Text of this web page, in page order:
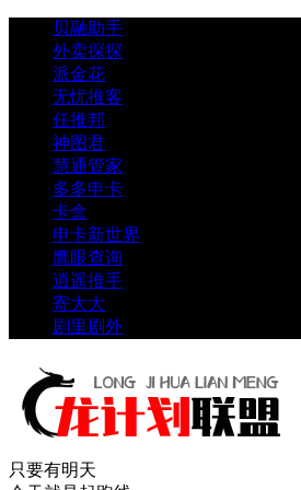
贝融助手
外卖探探
派金花
无忧推客
任推邦
神图君
慧通管家
多多申卡
卡盒
申卡新世界
鹰眼查询
逍遥推手
寄大大
剧里剧外
只要有明天